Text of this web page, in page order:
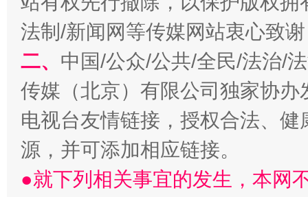
法制/新闻网等传媒网站衷心致
二、 中国/公众/公共/全民/法治/
传媒（北京）有限公司独家协
电视台友情链接，授权合法、
源，并可添加相应链接。
●就下列相关事宜的发生，本网